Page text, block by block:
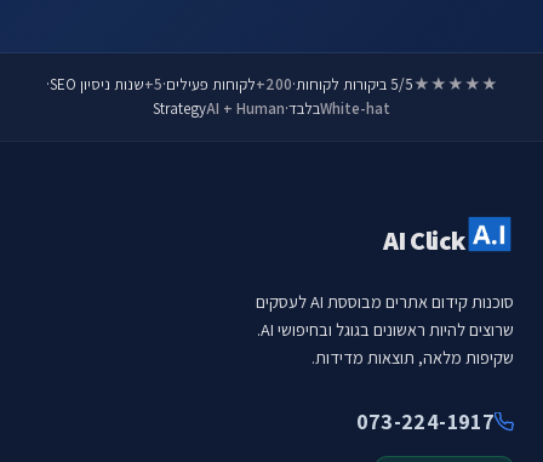
★★★★★5/5 ביקורות לקוחות ·
200+ לקוחות פעילים·
5+ שנות ניסיון SEO
·
White-hatבלבד·
AI + Human
Strategy
AI Click
סוכנות קידום אתרים מבוססת AI לעסקים
שרוצים להיות ראשונים בגוגל ובחיפושי AI.
שקיפות מלאה, תוצאות מדידות.
073-224-1917